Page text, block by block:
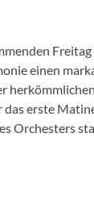
einen
das erste
Orchesters